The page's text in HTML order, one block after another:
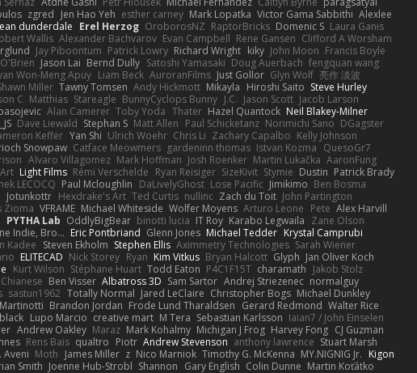
zgred Jen Hao Yeh esther carney Mark Lopatka Victor Gama Sabbithi Alexlee
dunderdale Erel Herzog OroborosNZ RaptorBricks Domenic S Laura Ganis
Wallis Alexander Bachvarov Evan Campbell Rene Gansen Clifford A Worsham
Jay Piboontum Patrick Lowry Richard Wright kiky John Moon Francis Boyle
Jason Lai Bernd Dully Satoshi Yamasaki Doug Auerbach fengquan wang
Won-Meng Apuy Liam Beck AuroranFilms Just Gollor Glyn Wolf 亮作 淡波
Miller Tawny Tomsen Andy Hickmott Mikayla Hiroshi Saito Steve Hurley
C Matthias Stareagle BunnyCyclops Bunny J.C. Jason Scott Jacob Larson
Alan Camerer Toby Yoda Thater Hazel Quantock Neil Blakey-Milner
Dave Liewald Stephan S Matt Allen Paul Schicketanz Norimichi Sano DGagster
Keffer Yan Shi Ulrich Woehr Chris Li Zachary Capalbo Kelly Johnson
Snowpaw Catface Meowmers gardeninn thomas Istvan Kozma QuesoGr7
Alvaro Villagomez Mark Hoffman Josh Roenker Martin Lukačka AaronFung
Light Films Rémi Verschelde Ryan Reisiger SizeKivit Stymie Dustin Patrick Brady
LECOCQ Paul Mcloughlin DaLivelyGhost Lose Pacific Jimikimo Ben Bosma
Jotunkottr Hexdrake's Art Ted Curtis nullinc Zach du Toit John Partington
Zioma VFRAME Michael Whiteside Wolfer Moyens Arturo Leone Pete Alex Harvill
PYTHA Lab OddlyBigBear binotti lucia IT Roy Karabo Legwaila Zane Olson
Indie, Bro... Eric Pontbriand Glenn Jones Michael Tedder Krystal Camprubi
Kadee Steven Ekholm Stephen Ellis Aximmetry Technologies Sarah Wiener
ELITECAD Nick Storey Ryan Kim Vitkus Bryan Halcott Glyph Jan Oliver Koch
Kurt Wilson Stéphane Huart Todd Eaton P4C1F15T charamath Jakob Stolz
Ben Visser Albatross 3D Sam Sartor Andrej Striezenec normalguy
sastun1962 Totally Normal Jared LeClaire Christopher Bogs Michael Dunkley
Martinotti Brandon Jordan Frode Lund Tharaldsen Gerard Redmond Walter Rice
Lupo Marcio creative mart M Tera Sebastian Karlsson Iaian7 / John Einselen
Andrew Oakley Maraz Mark Kohalmy Michigan J Frog Harvey Fong CJ Guzman
Rens Bais qualtro Piotr Andrew Stevenson anthony lawrence Stuart Marsh
Aveni Moth James Miller z Nico Marniok Timothy G. McKenna MY.NIGNIG Jr. Kigon
Smith Joenne Hub-Strobl Shannon Gary English Colin Dunne Martin Koťátko